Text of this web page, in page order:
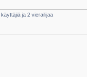
ja 2 vierailijaa